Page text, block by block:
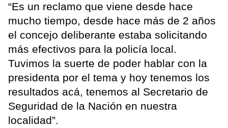
“Es un reclamo que viene desde hace
mucho tiempo, desde hace más de 2 años
el concejo deliberante estaba solicitando
más efectivos para la policía local.
Tuvimos la suerte de poder hablar con la
presidenta por el tema y hoy tenemos los
resultados acá, tenemos al Secretario de
Seguridad de la Nación en nuestra
localidad”.